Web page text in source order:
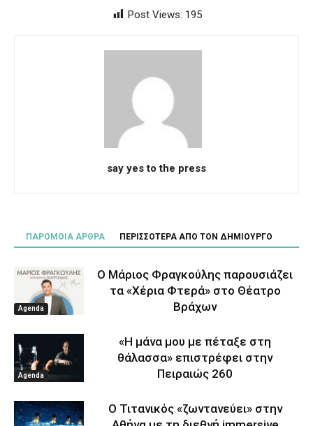
Post Views: 195
say yes to the press
ΠΑΡΟΜΟΙΑ ΑΡΘΡΑ ΠΕΡΙΣΣΟΤΕΡΑ ΑΠΟ ΤΟΝ ΔΗΜΙΟΥΡΓΟ
Agenda
Ο Μάριος Φραγκούλης παρουσιάζει
τα «Χέρια Φτερά» στο Θέατρο
Βράχων
Agenda
«Η μάνα μου με πέταξε στη
θάλασσα» επιστρέφει στην
Πειραιώς 260
Ο Τιτανικός «ζωντανεύει» στην